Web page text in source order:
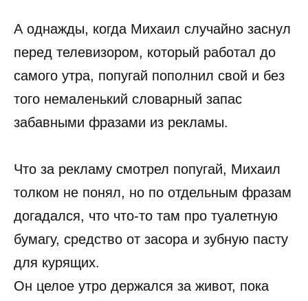
А однажды, когда Михаил случайно заснул
перед телевизором, который работал до
самого утра, попугай пополнил свой и без
того немаленький словарный запас
забавными фразами из рекламы.
Что за рекламу смотрел попугай, Михаил
толком не понял, но по отдельным фразам
догадался, что что-то там про туалетную
бумагу, средство от засора и зубную пасту
для курящих.
Он целое утро держался за живот, пока